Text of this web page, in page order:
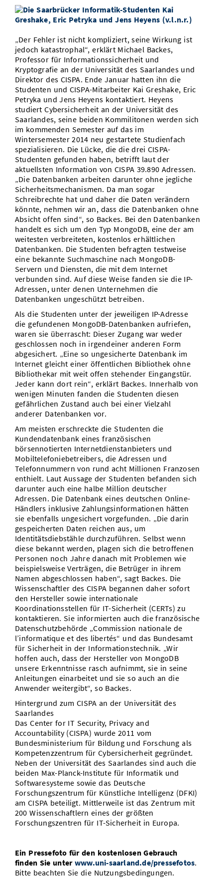
Vom Studium in den Beruf
Study Scheduler
Bibliothek
Start-ups
IT-Themenabend
Ranking
Zahlen & Fakten
Preise, Auszeichnungen und Förderungen
Kontakt
SIC Merchandise
SIC Podcast
Anfahrt
AnsprechpartnerInnen, Personen, Forschungsgruppen
Termine, Vorträge und Veranstaltungen
Alumni
„Der Fehler ist nicht kompliziert, seine Wirkung ist
jedoch katastrophal“, erklärt Michael Backes,
Professor für Informationssicherheit und
Kryptografie an der Universität des Saarlandes und
Direktor des CISPA. Ende Januar hatten ihn die
Studenten und CISPA-Mitarbeiter Kai Greshake, Eric
Petryka und Jens Heyens kontaktiert. Heyens
studiert Cybersicherheit an der Universität des
Saarlandes, seine beiden Kommilitonen werden sich
im kommenden Semester auf das im
Wintersemester 2014 neu gestartete Studienfach
spezialisieren. Die Lücke, die die drei CISPA-
Studenten gefunden haben, betrifft laut der
aktuellsten Information von CISPA 39.890 Adressen.
„Die Datenbanken arbeiten darunter ohne jegliche
Sicherheitsmechanismen. Da man sogar
Schreibrechte hat und daher die Daten verändern
könnte, nehmen wir an, dass die Datenbanken ohne
Absicht offen sind“, so Backes. Bei den Datenbanken
handelt es sich um den Typ MongoDB, eine der am
weitesten verbreiteten, kostenlos erhältlichen
Datenbanken. Die Studenten befragten testweise
eine bekannte Suchmaschine nach MongoDB-
Servern und Diensten, die mit dem Internet
verbunden sind. Auf diese Weise fanden sie die IP-
Adressen, unter denen Unternehmen die
Datenbanken ungeschützt betreiben.
Als die Studenten unter der jeweiligen IP-Adresse
die gefundenen MongoDB-Datenbanken aufriefen,
waren sie überrascht: Dieser Zugang war weder
geschlossen noch in irgendeiner anderen Form
abgesichert. „Eine so ungesicherte Datenbank im
Internet gleicht einer öffentlichen Bibliothek ohne
Bibliothekar mit weit offen stehender Eingangstür.
Jeder kann dort rein“, erklärt Backes. Innerhalb von
wenigen Minuten fanden die Studenten diesen
gefährlichen Zustand auch bei einer Vielzahl
anderer Datenbanken vor.
Am meisten erschreckte die Studenten die
Kundendatenbank eines französischen
börsennotierten Internetdienstanbieters und
Mobiltelefoniebetreibers, die Adressen und
Telefonnummern von rund acht Millionen Franzosen
enthielt. Laut Aussage der Studenten befanden sich
darunter auch eine halbe Million deutscher
Adressen. Die Datenbank eines deutschen Online-
Händlers inklusive Zahlungsinformationen hätten
sie ebenfalls ungesichert vorgefunden. „Die darin
gespeicherten Daten reichen aus, um
Identitätsdiebstähle durchzuführen. Selbst wenn
diese bekannt werden, plagen sich die betroffenen
Personen noch Jahre danach mit Problemen wie
beispielsweise Verträgen, die Betrüger in ihrem
Namen abgeschlossen haben“, sagt Backes. Die
Wissenschaftler des CISPA begannen daher sofort
den Hersteller sowie internationale
Koordinationsstellen für IT-Sicherheit (CERTs) zu
kontaktieren. Sie informierten auch die französische
Datenschutzbehörde „Commission nationale de
l’informatique et des libertés“ und das Bundesamt
für Sicherheit in der Informationstechnik. „Wir
hoffen auch, dass der Hersteller von MongoDB
unsere Erkenntnisse rasch aufnimmt, sie in seine
Anleitungen einarbeitet und sie so auch an die
Anwender weitergibt“, so Backes.
Hintergrund zum CISPA an der Universität des
Saarlandes
Das Center for IT Security, Privacy and
Accountability (CISPA) wurde 2011 vom
Bundesministerium für Bildung und Forschung als
Kompetenzzentrum für Cybersicherheit gegründet.
Neben der Universität des Saarlandes sind auch die
beiden Max-Planck-Institute für Informatik und
Softwaresysteme sowie das Deutsche
Forschungszentrum für Künstliche Intelligenz (DFKI)
am CISPA beteiligt. Mittlerweile ist das Zentrum mit
200 Wissenschaftlern eines der größten
Forschungszentren für IT-Sicherheit in Europa.
Ein Pressefoto für den kostenlosen Gebrauch
finden Sie unter www.uni-saarland.de/pressefotos.
Bitte beachten Sie die Nutzungsbedingungen.